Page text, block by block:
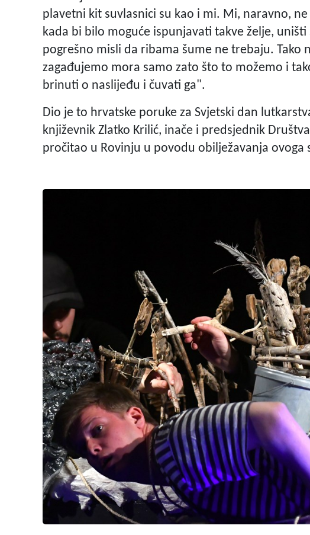
plavetni kit suvlasnici su kao i mi. Mi, naravno,
kada bi bilo moguće ispunjavati takve želje,
pogrešno misli da ribama šume ne trebaju. Tako
zagađujemo mora samo zato što to možemo i
brinuti o naslijeđu i čuvati ga".
Dio je to hrvatske poruke za Svjetski dan
književnik Zlatko Krilić, inače i predsjednik
pročitao u Rovinju u povodu obilježavanja ovoga